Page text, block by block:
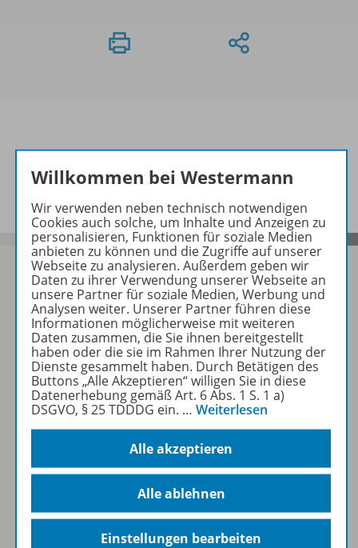
Beschreibung
Sofort profitieren
Zum Newsletter anmelden
Folgen Sie uns auf Social Media
Willkommen bei Westermann
Wir verwenden neben technisch notwendigen
Cookies auch solche, um Inhalte und Anzeigen zu
personalisieren, Funktionen für soziale Medien
anbieten zu können und die Zugriffe auf unserer
Webseite zu analysieren. Außerdem geben wir
Daten zu ihrer Verwendung unserer Webseite an
unsere Partner für soziale Medien, Werbung und
Analysen weiter. Unserer Partner führen diese
Informationen möglicherweise mit weiteren
Daten zusammen, die Sie ihnen bereitgestellt
haben oder die sie im Rahmen Ihrer Nutzung der
Dienste gesammelt haben. Durch Betätigen des
Buttons „Alle Akzeptieren“ willigen Sie in diese
Datenerhebung gemäß Art. 6 Abs. 1 S. 1 a)
DSGVO, § 25 TDDDG ein. … Weiterlesen
Alle akzeptieren
Alle ablehnen
Einstellungen bearbeiten